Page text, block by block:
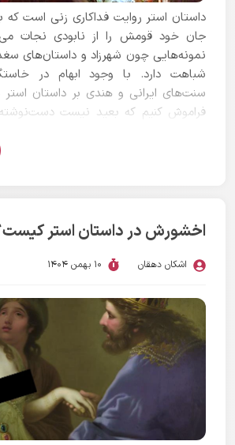
داستان استر روایت فداکاری زنی است که
جان خود قومش را از نابودی نجات
نمونه‌هایی چون شهرزاد و داستان‌های
شباهت دارد. با وجود ابهام در
سنت‌های ایرانی و هندی بر داستان
فراموش کنیم که بعید نیست
اخشورش در داستان استر
اشکان دهقان 10 بهمن 1404